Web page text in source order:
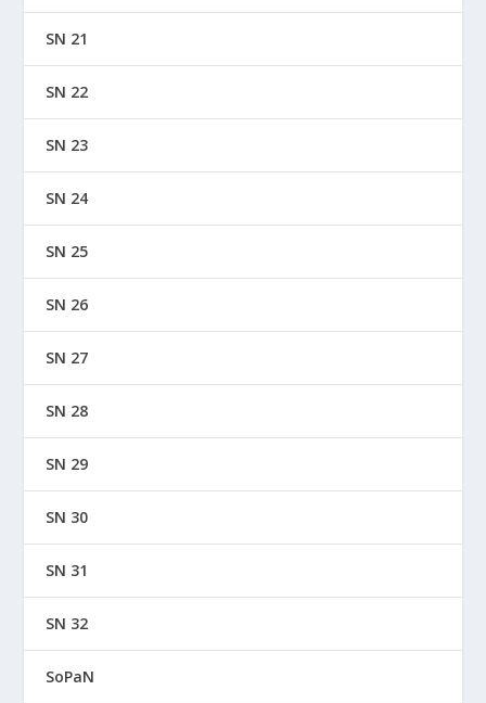
SN 21
SN 22
SN 23
SN 24
SN 25
SN 26
SN 27
SN 28
SN 29
SN 30
SN 31
SN 32
SoPaN